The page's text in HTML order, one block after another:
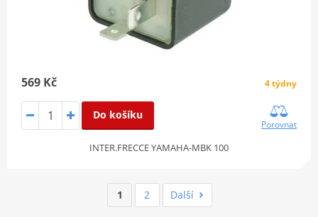
569 Kč 4 týdny
Do košíku
Porovnat
INTER.FRECCE YAMAHA-MBK 100
1 2 Další